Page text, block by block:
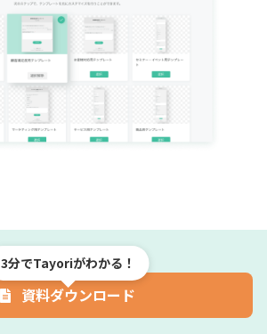
3分でTayoriがわかる！
資料ダウンロード